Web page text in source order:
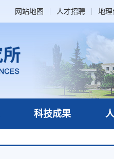
网站地图 人才招聘 地理
科技成果